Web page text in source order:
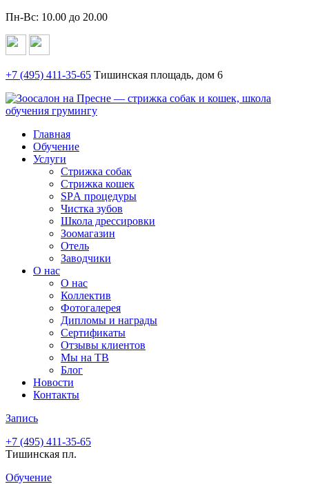
Пн-Вс: 10.00 до 20.00
+7 (495) 411-35-65 Тишинская площадь, дом 6
Главная
Обучение
Услуги
Стрижка собак
Стрижка кошек
SPА процедуры
Чистка зубов
Школа дрессировки
Зоомагазин
Отель
Заводчики
О нас
О нас
Коллектив
Фотогалерея
Дипломы и награды
Сертификаты
Отзывы клиентов
Мы на ТВ
Блог
Новости
Контакты
Запись
+7 (495) 411-35-65
Тишинская пл.
Обучение